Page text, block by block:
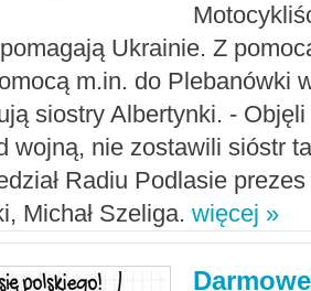
Ukrainie. Z
m.in. do Plebanówki
siostry Albertynki. -
wojną, nie zostawili sióstr
Radiu Podlasie
Michał Szeliga. więcej »